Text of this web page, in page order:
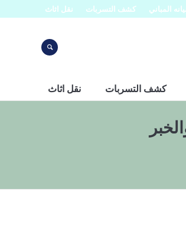
المباني كشف التسربات نقل اثاث
كشف التسربات نقل اثاث